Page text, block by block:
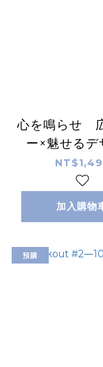
心を鳴らせ
ー×魅せるデ
加入購物
預購